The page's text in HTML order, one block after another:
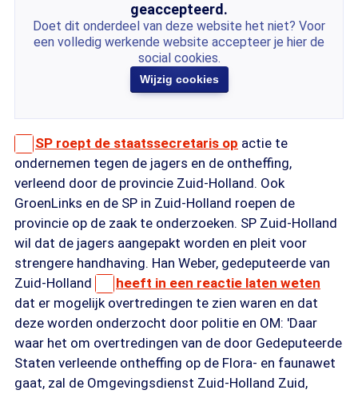
geaccepteerd.
Doet dit onderdeel van deze website het niet? Voor
een volledig werkende website accepteer je hier de
social cookies.
Wijzig cookies
SP roept de staatssecretaris op actie te
ondernemen tegen de jagers en de ontheffing,
verleend door de provincie Zuid-Holland. Ook
GroenLinks en de SP in Zuid-Holland roepen de
provincie op de zaak te onderzoeken. SP Zuid-Holland
wil dat de jagers aangepakt worden en pleit voor
strengere handhaving. Han Weber, gedeputeerde van
Zuid-Holland
heeft in een reactie laten weten
dat er mogelijk overtredingen te zien waren en dat
deze worden onderzocht door politie en OM: 'Daar
waar het om overtredingen van de door Gedeputeerde
Staten verleende ontheffing op de Flora- en faunawet
gaat, zal de Omgevingsdienst Zuid-Holland Zuid,